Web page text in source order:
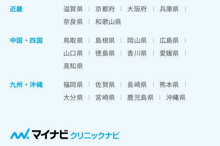
近畿
滋賀県 京都府 大阪府
兵庫県
奈良県
和歌山県
中国・四国
鳥取県 島根県 岡山県
広島県
山口県
徳島県 香川県
愛媛県
高知県
九州・沖縄
福岡県 佐賀県 長崎県
熊本県
大分県
宮崎県 鹿児島県 沖縄県